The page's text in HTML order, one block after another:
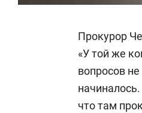
Прокурор
«У той же
вопросов
что там